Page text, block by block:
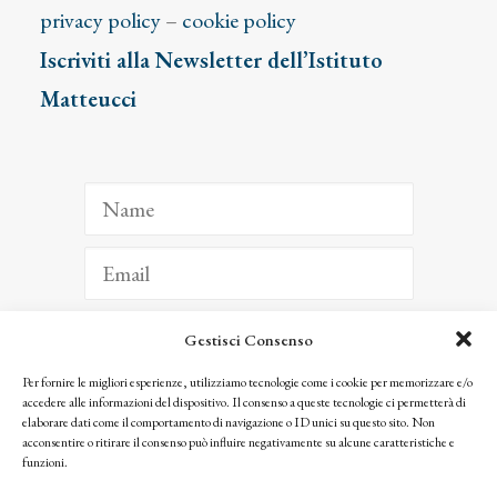
Gestisci Consenso
Per fornire le migliori esperienze, utilizziamo tecnologie come i cookie per memorizzare e/o
accedere alle informazioni del dispositivo. Il consenso a queste tecnologie ci permetterà di
elaborare dati come il comportamento di navigazione o ID unici su questo sito. Non
acconsentire o ritirare il consenso può influire negativamente su alcune caratteristiche e
funzioni.
privacy policy– cookie policy
Iscriviti alla Newsletter dell’Istituto
Matteucci
ISCRIVITI
Facendo clic per iscriverti, riconosci che le tue informazioni saranno trattate
seguendo la nostra Privacy Policy
© 2025 Istituto Matteucci. All right reserved